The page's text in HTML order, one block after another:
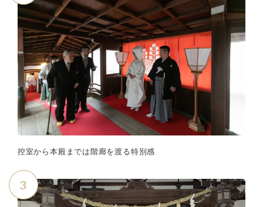
控室から本殿までは階廊を渡る特別感
3